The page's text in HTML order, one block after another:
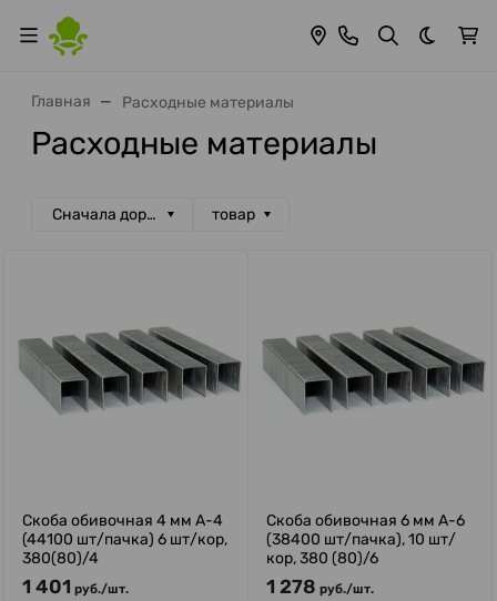
Темная
Главная Расходные материалы
Расходные материалы
Сначала дорогие товар
Скоба обивочная 4 мм A-4
(44100 шт/пачка) 6 шт/кор,
380(80)/4
1 401 руб./шт.
Скоба обивочная 6 мм A-6
(38400 шт/пачка), 10 шт/
кор, 380 (80)/6
1 278 руб./шт.